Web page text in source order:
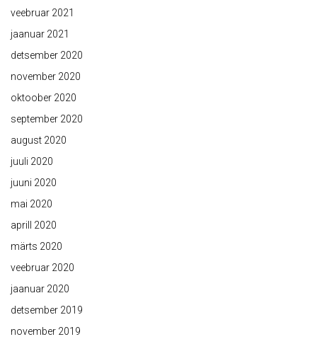
veebruar 2021
jaanuar 2021
detsember 2020
november 2020
oktoober 2020
september 2020
august 2020
juuli 2020
juuni 2020
mai 2020
aprill 2020
märts 2020
veebruar 2020
jaanuar 2020
detsember 2019
november 2019